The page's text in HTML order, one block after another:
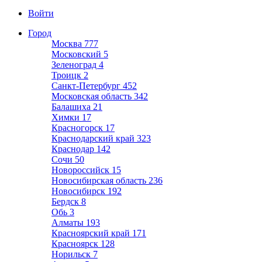
Войти
Город
Москва 777
Московский 5
Зеленоград 4
Троицк 2
Санкт-Петербург 452
Московская область 342
Балашиха 21
Химки 17
Красногорск 17
Краснодарский край 323
Краснодар 142
Сочи 50
Новороссийск 15
Новосибирская область 236
Новосибирск 192
Бердск 8
Обь 3
Алматы 193
Красноярский край 171
Красноярск 128
Норильск 7